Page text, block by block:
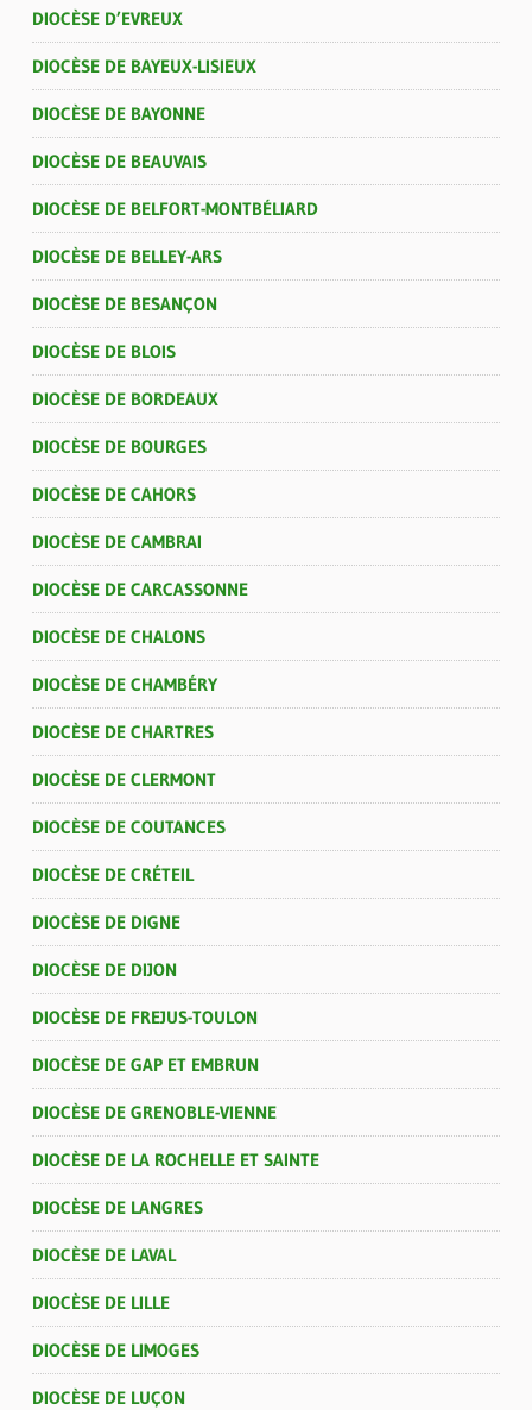
DIOCÈSE D’EVREUX
DIOCÈSE DE BAYEUX-LISIEUX
DIOCÈSE DE BAYONNE
DIOCÈSE DE BEAUVAIS
DIOCÈSE DE BELFORT-MONTBÉLIARD
DIOCÈSE DE BELLEY-ARS
DIOCÈSE DE BESANÇON
DIOCÈSE DE BLOIS
DIOCÈSE DE BORDEAUX
DIOCÈSE DE BOURGES
DIOCÈSE DE CAHORS
DIOCÈSE DE CAMBRAI
DIOCÈSE DE CARCASSONNE
DIOCÈSE DE CHALONS
DIOCÈSE DE CHAMBÉRY
DIOCÈSE DE CHARTRES
DIOCÈSE DE CLERMONT
DIOCÈSE DE COUTANCES
DIOCÈSE DE CRÉTEIL
DIOCÈSE DE DIGNE
DIOCÈSE DE DIJON
DIOCÈSE DE FREJUS-TOULON
DIOCÈSE DE GAP ET EMBRUN
DIOCÈSE DE GRENOBLE-VIENNE
DIOCÈSE DE LA ROCHELLE ET SAINTE
DIOCÈSE DE LANGRES
DIOCÈSE DE LAVAL
DIOCÈSE DE LILLE
DIOCÈSE DE LIMOGES
DIOCÈSE DE LUÇON